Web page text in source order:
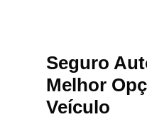
Seguro
Melhor
Veículo